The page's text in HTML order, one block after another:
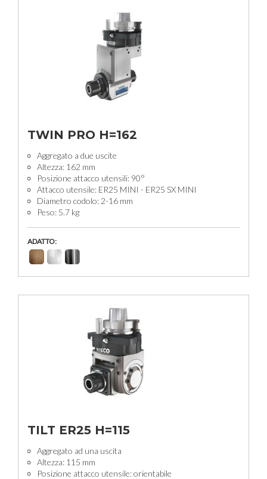
TWIN PRO H=162
Aggregato a due uscite
Altezza: 162 mm
Posizione attacco utensili: 90°
Attacco utensile: ER25 MINI - ER25 SX MINI
Diametro codolo: 2-16 mm
Peso: 5.7 kg
ADATTO:
TILT ER25 H=115
Aggregato ad una uscita
Altezza: 115 mm
Posizione attacco utensile: orientabile